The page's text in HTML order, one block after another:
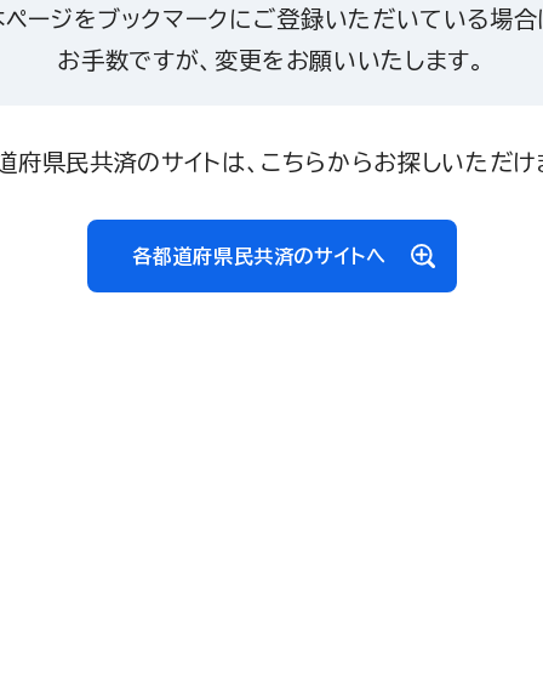
ページをブックマークにご登録いただいている場合
お手数ですが、変更をお願いいたします。
府県民共済のサイトは、こちらからお探しいただけ
各都道府県民共済のサイトへ